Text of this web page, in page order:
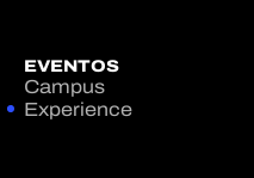
EVENTOS
Campus
Experience